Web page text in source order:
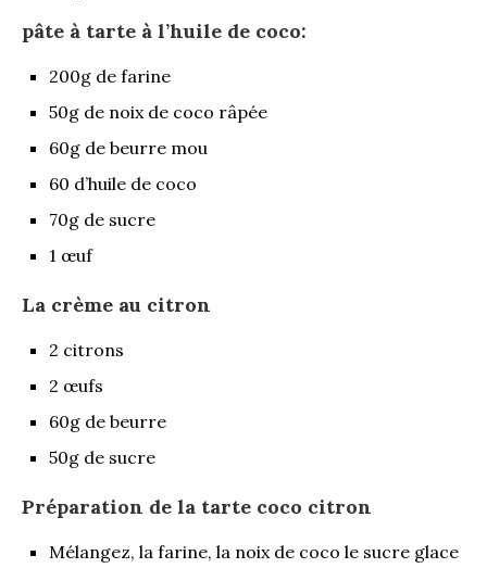
pâte à tarte à l’huile de coco:
200g de farine
50g de noix de coco râpée
60g de beurre mou
60 d’huile de coco
70g de sucre
1 œuf
La crème au citron
2 citrons
2 œufs
60g de beurre
50g de sucre
Préparation de la tarte coco citron
Mélangez, la farine, la noix de coco le sucre glace